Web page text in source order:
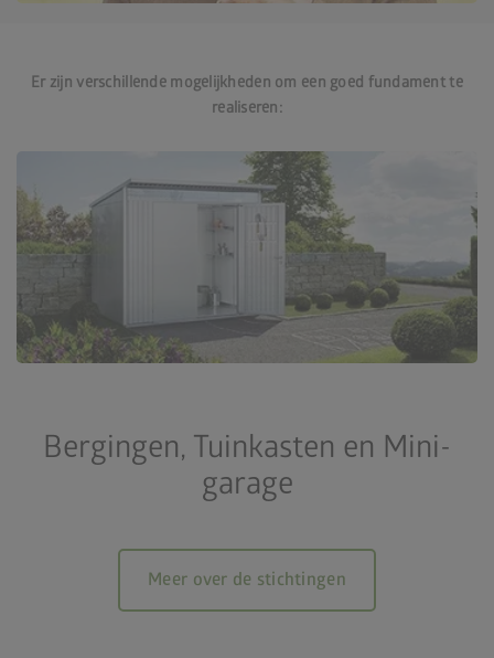
Er zijn verschillende mogelijkheden om een goed fundament te
realiseren:
Bergingen, Tuinkasten en Mini-
garage
Meer over de stichtingen